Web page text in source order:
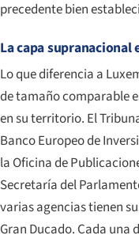
precedente bien
La capa supranacional
Lo que diferencia a
de tamaño comparable
en su territorio. El
Banco Europeo de
la Oficina de
Secretaría del
varias agencias tienen
Gran Ducado. Cada